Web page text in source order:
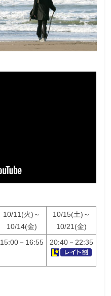
10/11(火)～
10/14(金)
10/15(土)～
10/21(金)
15:00－16:55 20:40－22:35